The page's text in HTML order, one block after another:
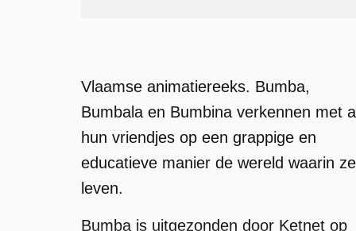
Vlaamse animatiereeks. Bumba,
Bumbala en Bumbina verkennen met
hun vriendjes op een grappige en
educatieve manier de wereld waarin ze
leven.
Bumba is uitgezonden door Ketnet op